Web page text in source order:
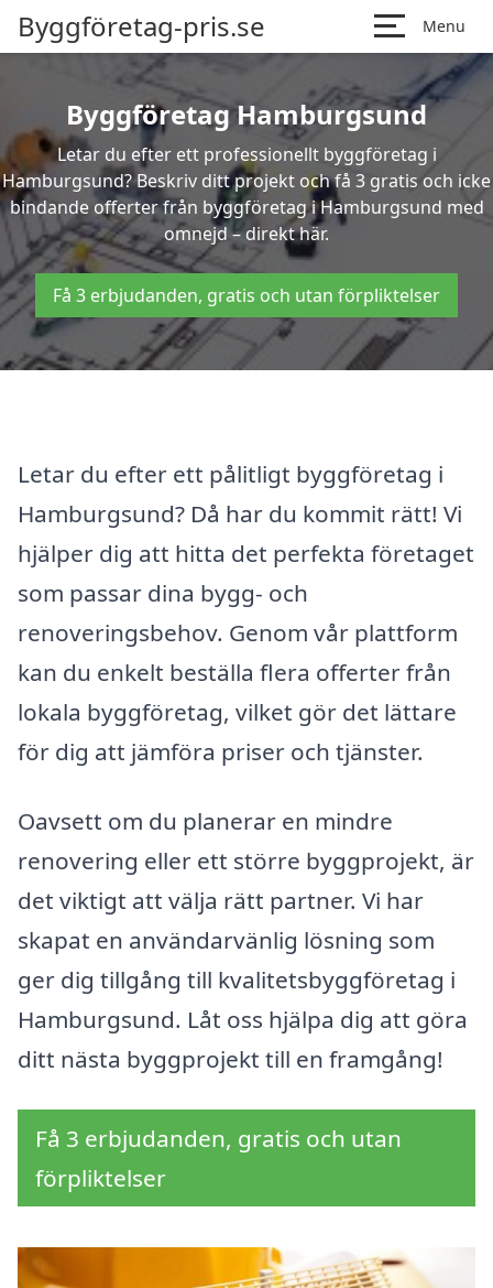
Byggföretag-pris.se Menu
Byggföretag Hamburgsund
Letar du efter ett professionellt byggföretag i
Hamburgsund? Beskriv ditt projekt och få 3 gratis och icke
bindande offerter från byggföretag i Hamburgsund med
omnejd – direkt här.
Få 3 erbjudanden, gratis och utan förpliktelser
Letar du efter ett pålitligt byggföretag i
Hamburgsund? Då har du kommit rätt! Vi
hjälper dig att hitta det perfekta företaget
som passar dina bygg- och
renoveringsbehov. Genom vår plattform
kan du enkelt beställa flera offerter från
lokala byggföretag, vilket gör det lättare
för dig att jämföra priser och tjänster.
Oavsett om du planerar en mindre
renovering eller ett större byggprojekt, är
det viktigt att välja rätt partner. Vi har
skapat en användarvänlig lösning som
ger dig tillgång till kvalitetsbyggföretag i
Hamburgsund. Låt oss hjälpa dig att göra
ditt nästa byggprojekt till en framgång!
Få 3 erbjudanden, gratis och utan
förpliktelser